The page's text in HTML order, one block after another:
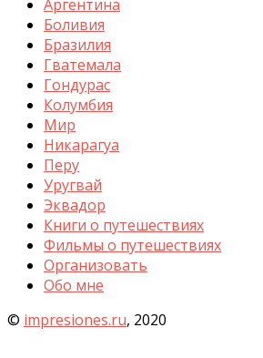
Аргентина
Боливия
Бразилия
Гватемала
Гондурас
Колумбия
Мир
Никарагуа
Перу
Уругвай
Эквадор
Книги о путешествиях
Фильмы о путешествиях
Организовать
Обо мне
© impresiones.ru, 2020